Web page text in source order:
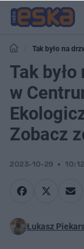
Tak było na
Grudziądzu. Zobacz
Tak
w
Zobacz
2023-10-29 10:12
Łukasz